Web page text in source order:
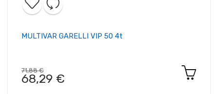
MULTIVAR GARELLI VIP 50 4t
71,88 €
68,29 €